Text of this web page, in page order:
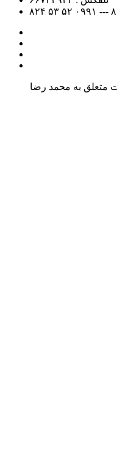
۵۲ ۵۳ ۸۲۴
متعلق به محمد رضا